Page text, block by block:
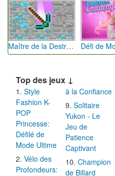
Maître de la Destruction: Fusion de Pioches
Top des jeux ↓
Style
Fashion K-
POP
Princesse:
Défilé de
Mode Ultime
Vélo des
Profondeurs:
à la Confiance
Solitaire
Yukon - Le
Jeu de
Patience
Captivant
Champion
de Billard